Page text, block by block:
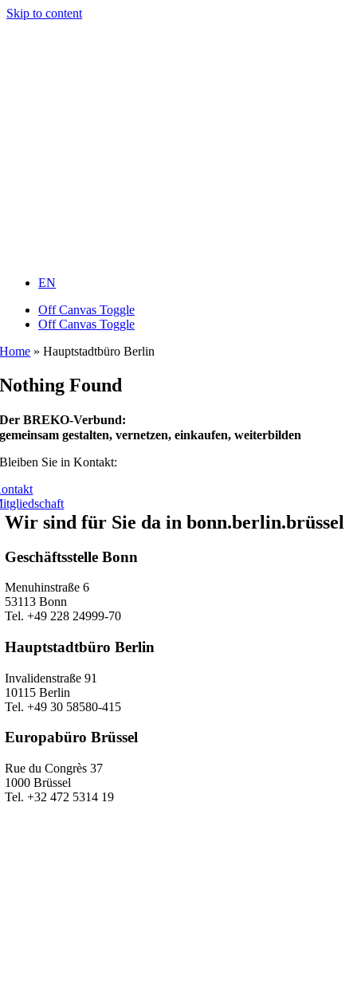
Skip to content
EN
Off Canvas Toggle
Off Canvas Toggle
Home »Hauptstadtbüro Berlin
Nothing Found
Der BREKO-Verbund:
gemeinsam gestalten, vernetzen, einkaufen, weiterbilden
Bleiben Sie in Kontakt:
Wir sind für Sie da in bonn.berlin.brüssel
Geschäftsstelle Bonn
Menuhinstraße 6
53113 Bonn
Tel. +49 228 24999-70
Hauptstadtbüro Berlin
Invalidenstraße 91
10115 Berlin
Tel. +49 30 58580-415
Europabüro Brüssel
Rue du Congrès 37
1000 Brüssel
Tel. +32 472 5314 19